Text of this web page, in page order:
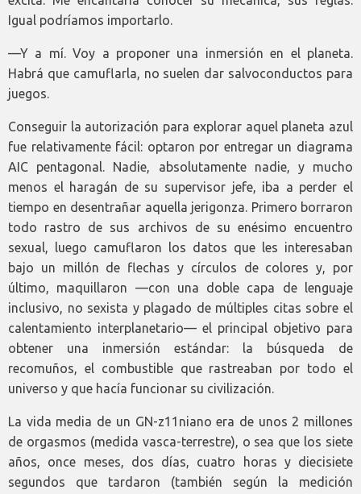
Igual podríamos importarlo.
—Y a mí. Voy a proponer una inmersión en el planeta.
Habrá que camuflarla, no suelen dar salvoconductos para
juegos.
Conseguir la autorización para explorar aquel planeta azul
fue relativamente fácil: optaron por entregar un diagrama
AIC pentagonal. Nadie, absolutamente nadie, y mucho
menos el haragán de su supervisor jefe, iba a perder el
tiempo en desentrañar aquella jerigonza. Primero borraron
todo rastro de sus archivos de su enésimo encuentro
sexual, luego camuflaron los datos que les interesaban
bajo un millón de flechas y círculos de colores y, por
último, maquillaron —con una doble capa de lenguaje
inclusivo, no sexista y plagado de múltiples citas sobre el
calentamiento interplanetario— el principal objetivo para
obtener una inmersión estándar: la búsqueda de
recomuños, el combustible que rastreaban por todo el
universo y que hacía funcionar su civilización.
La vida media de un GN-z11niano era de unos 2 millones
de orgasmos (medida vasca-terrestre), o sea que los siete
años, once meses, dos días, cuatro horas y diecisiete
segundos que tardaron (también según la medición